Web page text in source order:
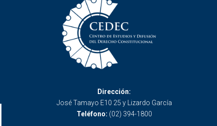
Dirección:
José Tamayo E10 25 y Lizardo García
Teléfono: (02) 394-1800